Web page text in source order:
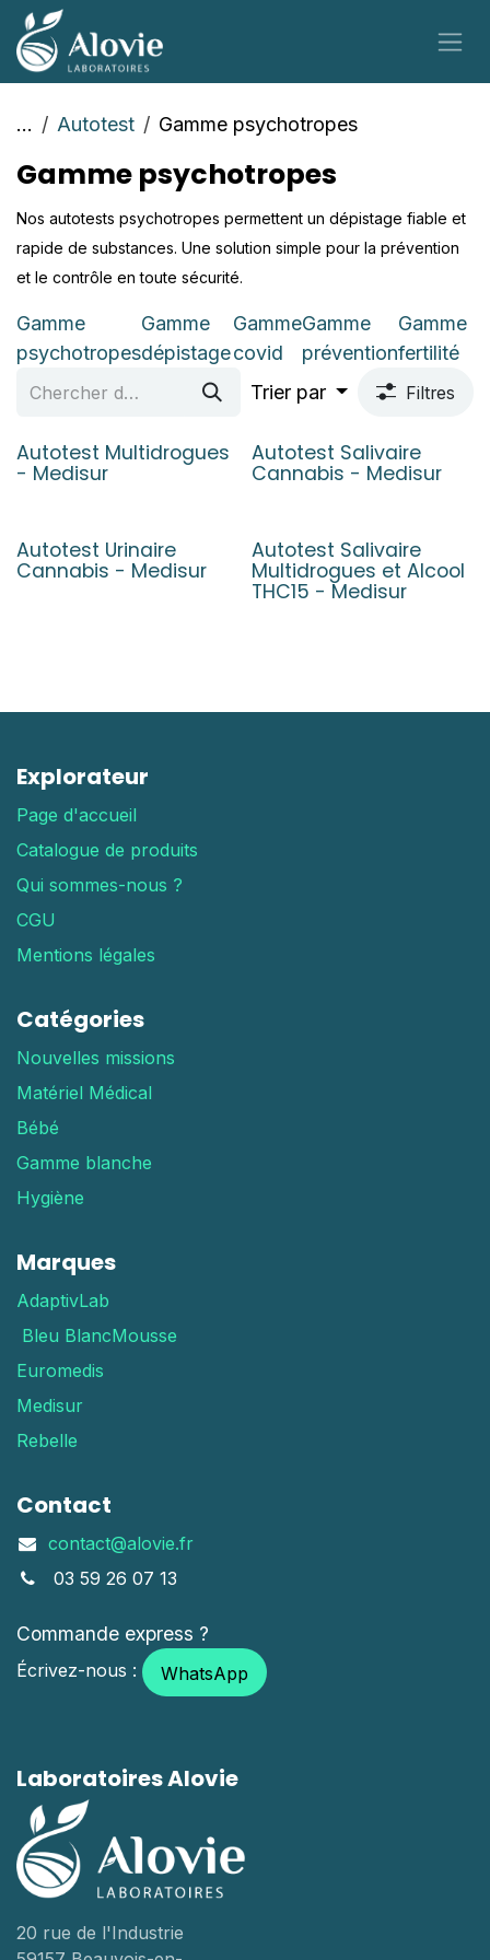
Se rendre au contenu
... Autotest Gamme psychotropes
Gamme psychotropes
Nos autotests psychotropes permettent un dépistage fiable et
rapide de substances. Une solution simple pour la prévention
et le contrôle en toute sécurité.
Gamme
psychotropes
Gamme
dépistage
Gamme
covid
Gamme
prévention
Gamme
fertilité
Trier par
Filtres
Autotest Multidrogues
- Medisur
Autotest Salivaire
Cannabis - Medisur
Autotest Urinaire
Cannabis - Medisur
Autotest Salivaire
Multidrogues et Alcool
THC15 - Medisur
Explorateur
Page d'accueil
Catalogue de produits
Qui sommes-nous ?
CGU
Mentions légales
Catégories
Nouvelles missions
Matériel Médical
Bébé
Gamme blanche
Hygiène
Marques
AdaptivLab
Bleu BlancMousse
Euromedis
Medisur
Rebelle
Contact
contact@alovie.fr
03 59 26 07 13
Commande express ?
Écrivez-nous : WhatsApp
Laboratoires Alovie
20 rue de l'Industrie